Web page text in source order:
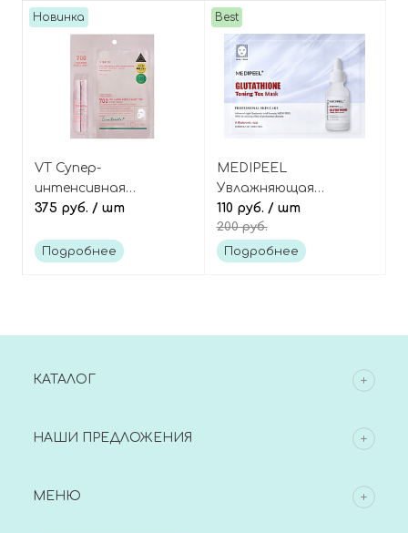
Новинка
VT Супер-
интенсивная
двухэтапная маска с
микроиглами,
375 руб. / шт
Подробнее
Best
MEDIPEEL
Увлажняющая
тканевая маска
против пигментации
и пост-акне с
110 руб. / шт
200 руб.
Подробнее
КАТАЛОГ
НАШИ ПРЕДЛОЖЕНИЯ
МЕНЮ